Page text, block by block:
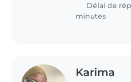
Délai de
minutes
Karima